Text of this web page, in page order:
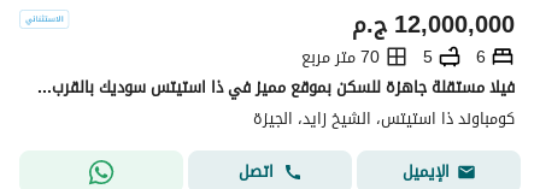
ج.م12,000,000
6
5
70 متر مربع
فيلا مستقلة جاهزة للسكن بموقع مميز في ذا استيتس سوديك بالقرب من بيفرلي هيلز
كومباوند ذا استيتس، الشيخ زايد، الجيزة
الإيميل
اتصل